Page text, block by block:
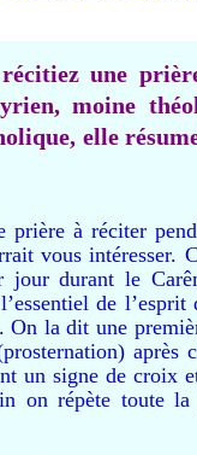
une
moine
elle
prière à réciter
vous intéresser.
jour durant le
de l’esprit
On la dit une
après
un signe de croix
on répète toute la